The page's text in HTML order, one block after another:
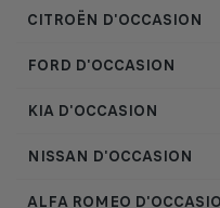
CITROËN D'OCCASION
FORD D'OCCASION
KIA D'OCCASION
NISSAN D'OCCASION
ALFA ROMEO